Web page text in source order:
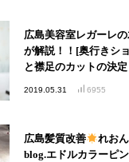
広島美容室レガーレ
が解説！！[奥行きシ
と襟足のカットの決定
2019.05.31 6955
広島髪質改善
れお
blog.エドルカラーピ